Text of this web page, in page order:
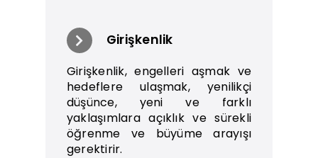
Girişkenlik
Girişkenlik, engelleri aşmak ve
hedeflere ulaşmak, yenilikçi
düşünce, yeni ve farklı
yaklaşımlara açıklık ve sürekli
öğrenme ve büyüme arayışı
gerektirir.